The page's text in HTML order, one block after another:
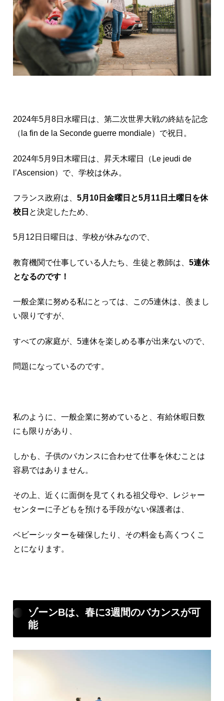
2024年5月8日水曜日は、第二次世界大戦の終結を記念
（la fin de la Seconde guerre mondiale）で祝日。
2024年5月9日木曜日は、昇天木曜日（Le jeudi de
l’Ascension）で、学校は休み。
フランス政府は、 5月10日金曜日と5月11日土曜日を休
校日 と決定したため、
5月12日日曜日は、学校が休みなので、
教育機関で仕事している人たち、生徒と教師は、 5連休
となるのです！
一般企業に努める私にとっては、この5連休は、羨まし
い限りですが、
すべての家庭が、5連休を楽しめる事が出来ないので、
問題になっているのです。
私のように、一般企業に努めていると、有給休暇日数
にも限りがあり、
しかも、子供のバカンスに合わせて仕事を休むことは
容易ではありません。
その上、近くに面倒を見てくれる祖父母や、レジャー
センターに子どもを預ける手段がない保護者は、
ベビーシッターを確保したり、その料金も高くつくこ
とになります。
ゾーンBは、春に3週間のバカンスが可
能